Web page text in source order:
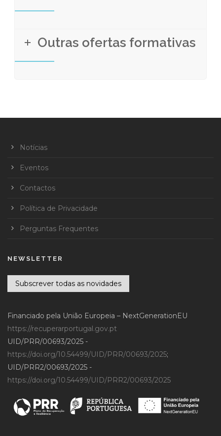
Outras ofertas formativas
Notícias
Eventos
Contactos
Política de Privacidade
Perguntas Frequentes
NEWSLETTER
Subscrever todas as novidades
Financiado pela União Europeia – NextGenerationEU
https://recuperarportugal.gov.pt
UID/PRR/00693/2025 -
https://doi.org/10.54499/UID/PRR/00693/2025;
UID/PRR2/00693/2025 -
https://doi.org/10.54499/UID/PRR2/00693/2025